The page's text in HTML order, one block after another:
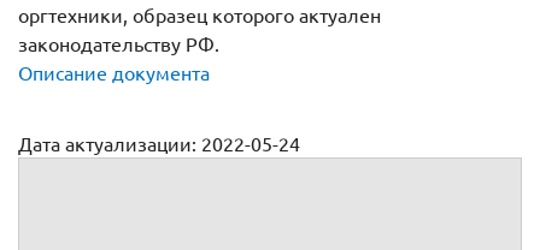
оргтехники, образец которого актуален
законодательству РФ.
Описание документа
Дата актуализации: 2022-05-24